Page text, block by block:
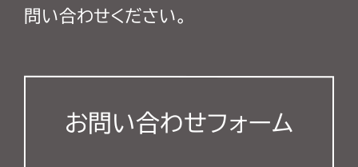
問い合わせください。
お問い合わせフォーム